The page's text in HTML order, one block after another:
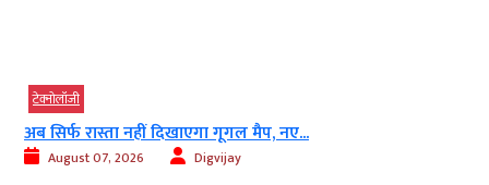
टेक्‍नोलॉजी
अब सिर्फ रास्ता नहीं दिखाएगा गूगल मैप, नए...
August 07, 2026 Digvijay